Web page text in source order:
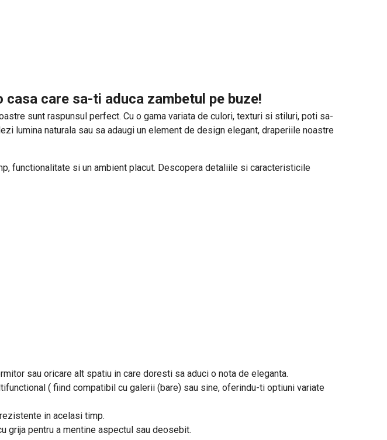
care sa-ti aduca zambetul pe buze!
sunt raspunsul perfect. Cu o gama variata de culori, texturi si stiluri, poti sa-
lumina naturala sau sa adaugi un element de design elegant, draperiile noastre
functionalitate si un ambient placut. Descopera detaliile si caracteristicile
sau oricare alt spatiu in care doresti sa aduci o nota de eleganta.
( fiind compatibil cu galerii (bare) sau sine, oferindu-ti optiuni variate
in acelasi timp.
grija pentru a mentine aspectul sau deosebit.